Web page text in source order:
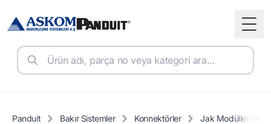
Panduit Bakır Sistemler Konnektörler Jak Modülleri